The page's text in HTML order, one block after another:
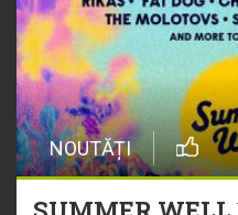
NOUTĂȚI